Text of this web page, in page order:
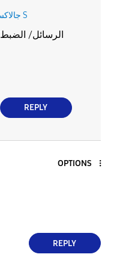
جالاكسى S
الرسائل/
REPLY
OPTIONS
REPLY